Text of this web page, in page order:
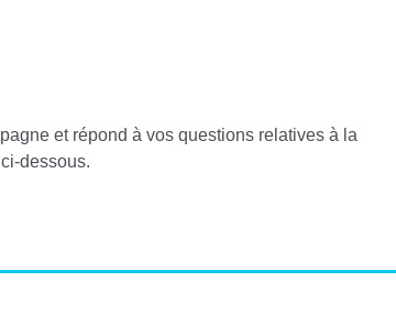
et répond à vos questions relatives à la
dessous.